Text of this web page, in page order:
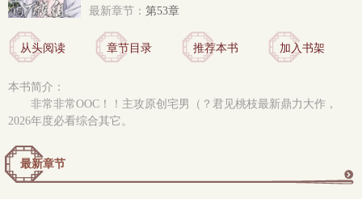
最新章节： 第53章
从头阅读 章节目录 推荐本书 加入书架
本书简介：
非常非常OOC！！主攻原创宅男（？君见桃枝最新鼎力大作，
2026年度必看综合其它。
最新章节